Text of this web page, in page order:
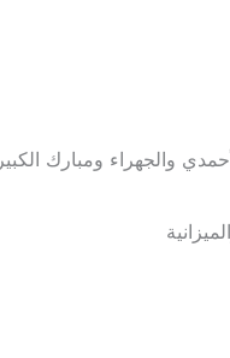
والجهراء ومبارك الكبير